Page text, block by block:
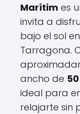
Marítim es
invita a
bajo el sol
Tarragona.
ancho de
ideal para
relajarte sin